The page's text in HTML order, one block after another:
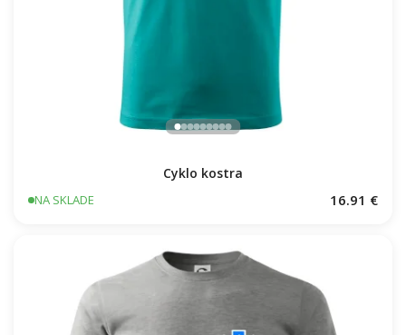
Cyklo kostra
NA SKLADE 16.91 €